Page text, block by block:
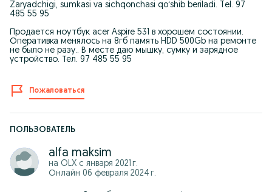
Zaryadchigi, sumkasi va sichqonchasi qoʻshib beriladi. Tel. 97
485 55 95
Продается ноутбук acer Aspire 531 в хорошем состоянии.
Оперативка менялось на 8гб память HDD 500Gb на ремонте
не было не разу.. В месте даю мышку, сумку и зарядное
устройство. Тел. 97 485 55 95
Пожаловаться
ПОЛЬЗОВАТЕЛЬ
alfa maksim
на OLX с января 2021 г.
Онлайн 06 февраля 2024 г.